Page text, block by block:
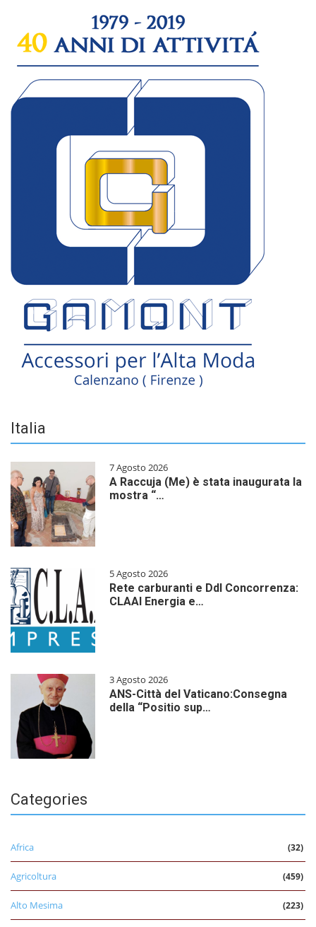
Italia
7 Agosto 2026
A Raccuja (Me) è stata inaugurata la
mostra “…
5 Agosto 2026
Rete carburanti e Ddl Concorrenza:
CLAAI Energia e…
3 Agosto 2026
ANS-Città del Vaticano:Consegna
della “Positio sup…
Categories
Africa (32)
Agricoltura (459)
Alto Mesima (223)